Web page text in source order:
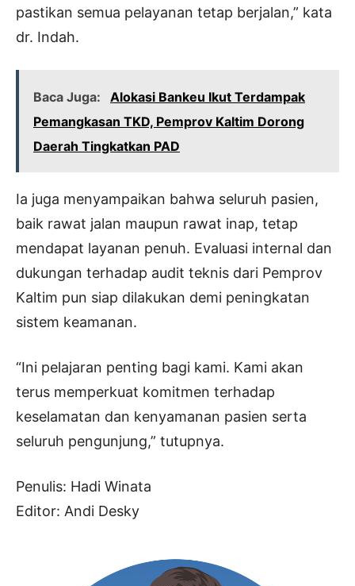
pastikan semua pelayanan tetap berjalan,” kata
dr. Indah.
Baca Juga:
Alokasi Bankeu Ikut Terdampak
Pemangkasan TKD, Pemprov Kaltim Dorong
Daerah Tingkatkan PAD
Ia juga menyampaikan bahwa seluruh pasien,
baik rawat jalan maupun rawat inap, tetap
mendapat layanan penuh. Evaluasi internal dan
dukungan terhadap audit teknis dari Pemprov
Kaltim pun siap dilakukan demi peningkatan
sistem keamanan.
“Ini pelajaran penting bagi kami. Kami akan
terus memperkuat komitmen terhadap
keselamatan dan kenyamanan pasien serta
seluruh pengunjung,” tutupnya.
Penulis: Hadi Winata
Editor: Andi Desky